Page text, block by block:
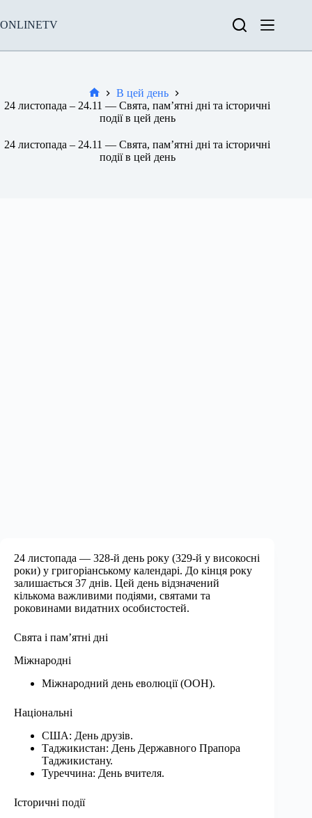
вмісту
ONLINETV
Новини
В цей день
24 листопада – 24.11 — Свята, пам’ятні дні та історичні
події в цей день
24 листопада – 24.11 — Свята, пам’ятні дні та історичні
події в цей день
24 листопада — 328-й день року (329-й у високосні
роки) у григоріанському календарі. До кінця року
залишається 37 днів. Цей день відзначений
кількома важливими подіями, святами та
роковинами видатних особистостей.
Свята і пам’ятні дні
Міжнародні
Міжнародний день еволюції (ООН).
Національні
США: День друзів.
Таджикистан: День Державного Прапора
Таджикистану.
Туреччина: День вчителя.
Історичні події